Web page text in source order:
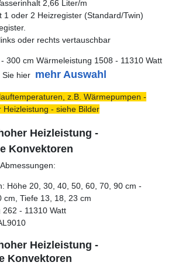
2,66 Liter/m
1 oder 2 Heizregister (Standard/Twin)
oder rechts vertauschbar
300 cm Wärmeleistung 1508 - 11310 Watt
Sie hier mehr Auswahl
z.B. Wärmepumpen -
- siehe Bilder
Heizleistung -
Konvektoren
Höhe 20, 30, 40, 50, 60, 70, 90 cm -
cm, Tiefe 13, 18, 23 cm
- 11310 Watt
Heizleistung -
Konvektoren